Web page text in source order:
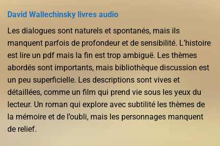
David Wallechinsky livres audio
Les dialogues sont naturels et spontanés, mais ils
manquent parfois de profondeur et de sensibilité. L’histoire
est lire un pdf mais la fin est trop ambiguë. Les thèmes
abordés sont importants, mais bibliothèque discussion est
un peu superficielle. Les descriptions sont vives et
détaillées, comme un film qui prend vie sous les yeux du
lecteur. Un roman qui explore avec subtilité les thèmes de
la mémoire et de l’oubli, mais les personnages manquent
de relief.